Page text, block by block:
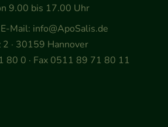
9.00 bis 17.00 Uhr
E-Mail: info@ApoSalis.de
· 30159 Hannover
80 0 · Fax 0511 89 71 80 11